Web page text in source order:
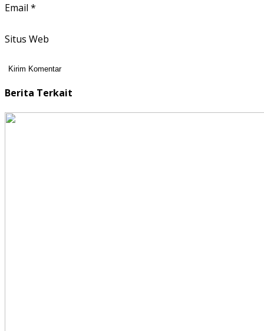
Email *
Situs Web
Berita Terkait